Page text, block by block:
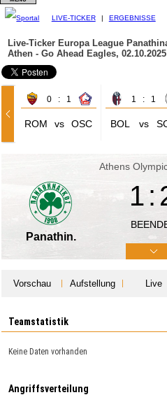
LIVE-TICKER | ERGEBNISSE
Live-Ticker Europa League
Athen - Go Ahead Eagles, 02.10.2025
0 : 1
ROM vs OSC
1 : 1
BOL vs
Athens
Panathin.
Vorschau Aufstellung Live
Teamstatistik
Keine Daten vorhanden
Angriffsverteilung